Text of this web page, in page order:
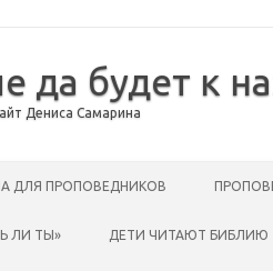
да будет к
Дениса Самарина
ДЛЯ ПРОПОВЕДНИКОВ
ЛИ ТЫ» ДЕТИ ЧИТАЮТ БИБЛИЮ